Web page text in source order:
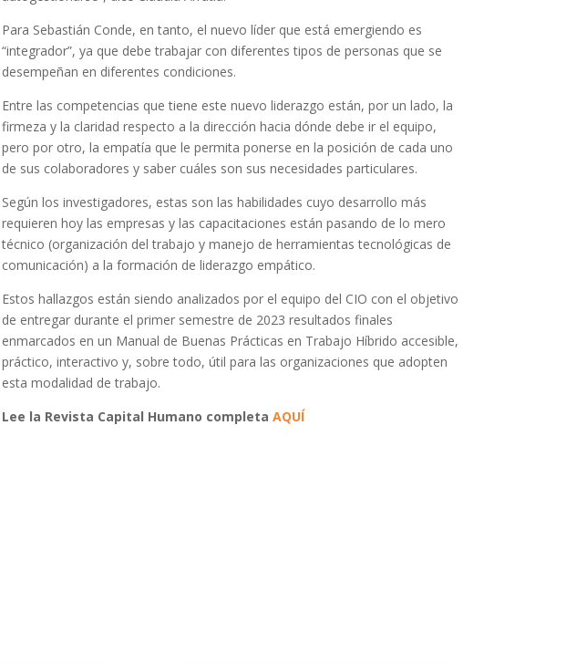
Para Sebastián Conde, en tanto, el nuevo líder que está emergiendo es
“integrador”, ya que debe trabajar con diferentes tipos de personas que se
desempeñan en diferentes condiciones.
Entre las competencias que tiene este nuevo liderazgo están, por un lado, la
firmeza y la claridad respecto a la dirección hacia dónde debe ir el equipo,
pero por otro, la empatía que le permita ponerse en la posición de cada uno
de sus colaboradores y saber cuáles son sus necesidades particulares.
Según los investigadores, estas son las habilidades cuyo desarrollo más
requieren hoy las empresas y las capacitaciones están pasando de lo mero
técnico (organización del trabajo y manejo de herramientas tecnológicas de
comunicación) a la formación de liderazgo empático.
Estos hallazgos están siendo analizados por el equipo del CIO con el objetivo
de entregar durante el primer semestre de 2023 resultados finales
enmarcados en un Manual de Buenas Prácticas en Trabajo Híbrido accesible,
práctico, interactivo y, sobre todo, útil para las organizaciones que adopten
esta modalidad de trabajo.
Lee la Revista Capital Humano completa AQUÍ